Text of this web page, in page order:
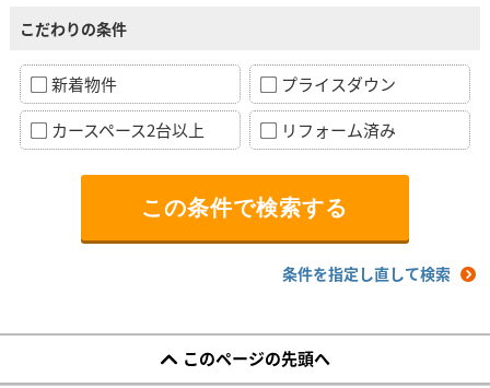
こだわりの条件
新着物件
プライスダウン
カースペース2台以上
リフォーム済み
条件を指定し直して検索
このページの先頭へ